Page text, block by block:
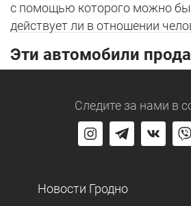
с помощью которого можно
действует ли в отношении
Эти автомобили
Следите за нами в
Новости Гродно